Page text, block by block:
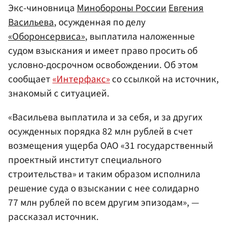
Экс-чиновницаМинобороны РоссииЕвгения
Васильева, осужденная по делу
«Оборонсервиса», выплатила наложенные
судом взыскания и имеет право просить об
условно-досрочном освобождении. Об этом
сообщает«Интерфакс»со ссылкой на источник,
знакомый с ситуацией.
«Васильева выплатила и за себя, и за других
осужденных порядка 82 млн рублей в счет
возмещения ущерба ОАО «31 государственный
проектный институт специального
строительства» и таким образом исполнила
решение суда о взыскании с нее солидарно
77 млн рублей по всем другим эпизодам», —
рассказал источник.